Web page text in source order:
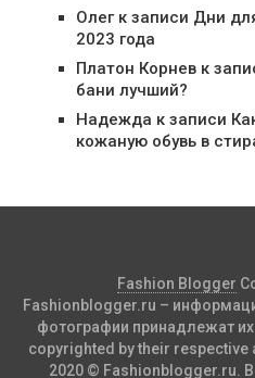
Олегк записи Дни
2023 года
Платон Корневк
бани лучший?
Надежда к записи
кожаную обувь в
Fashion Blogger
Fashionblogger.ru –
фотографии принадлежат
copyrighted by their respective
2020 © Fashionblogger.ru.